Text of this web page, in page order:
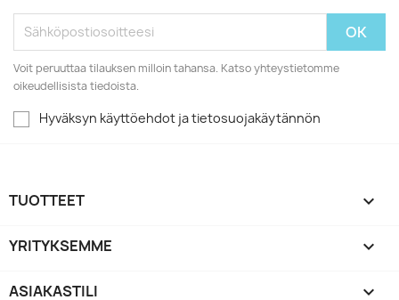
Voit peruuttaa tilauksen milloin tahansa. Katso yhteystietomme
oikeudellisista tiedoista.
Hyväksyn käyttöehdot ja tietosuojakäytännön
TUOTTEET 
YRITYKSEMME 
ASIAKASTILI 